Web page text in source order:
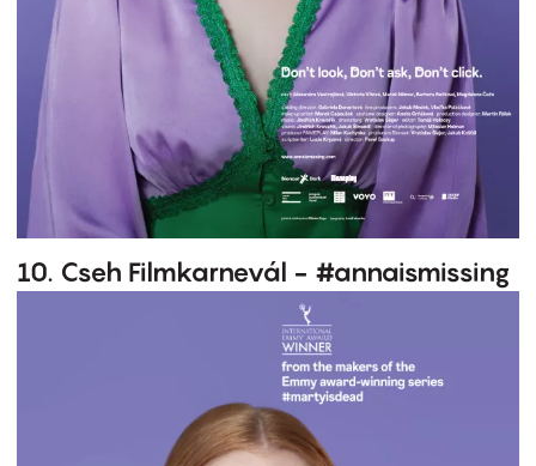
10. Cseh Filmkarnevál - #annaismissing